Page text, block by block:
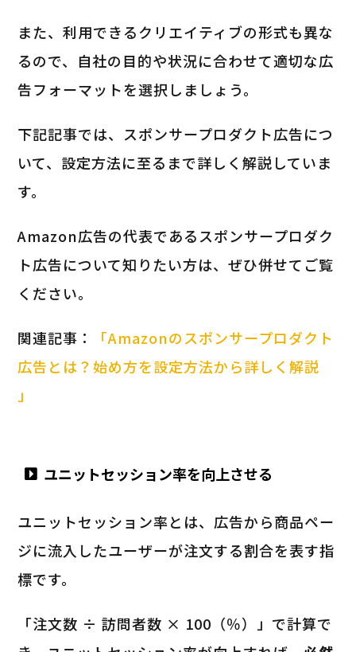
また、利用できるクリエイティブの形式も異な
るので、自社の目的や状況に合わせて適切な広
告フォーマットを選択しましょう。
下記記事では、スポンサープロダクト広告につ
いて、設定方法に至るまで詳しく解説していま
す。
Amazon広告の代表であるスポンサープロダク
ト広告について知りたい方は、ぜひ併せてご覧
ください。
関連記事：
「Amazonのスポンサープロダクト
広告とは？始め方を設定方法から詳しく解説
」
ユニットセッション率を向上させる
ユニットセッション率とは、広告から商品ペー
ジに流入したユーザーが注文する割合を表す指
標です。
「注文数 ÷ 訪問者数 × 100（％）」で計算で